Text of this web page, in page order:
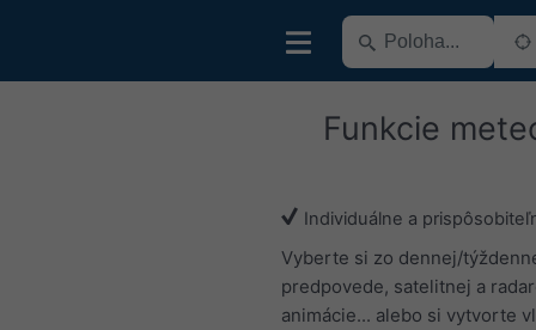
Funkcie
Individuálne a
Vyberte si zo dennej/
predpovede, satelitnej a
animácie... alebo si vytvorte